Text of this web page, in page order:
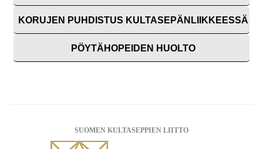
KORUJEN PUHDISTUS KULTASEPÄNLIIKKEESSÄ
PÖYTÄHOPEIDEN HUOLTO
SUOMEN KULTASEPPIEN LIITTO